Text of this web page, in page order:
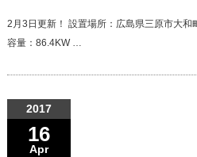
2月3日更新！ 設置場所：広島県三原市大
容量：86.4KW …
2017
16
Apr